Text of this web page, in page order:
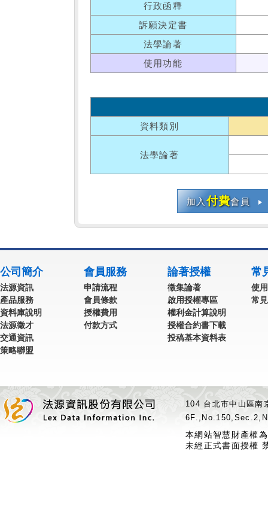
行政函釋
訴願決定書
法學論著
使用功能
資料類別
法學論著
加入付費會員
公司簡介
法源資訊
產品服務
資料庫說明
法源徵才
交通資訊
策略聯盟
會員服務
申請流程
會員條款
授權費用
付款方式
論著授權
徵集論著
啟用授權專區
權利金計算說明
授權合約書下載
投稿基本資料表
常
使
常
104 台北市中山區
本網站智慧財產權
未經正式書面授權